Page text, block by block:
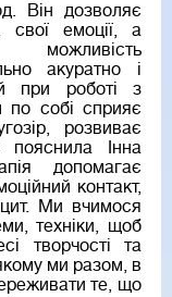
Він дозволяє
свої емоції, а
можливість
акуратно і
при роботі з
собі сприяє
розвиває
Інна
допомагає
контакт,
Ми вчимося
техніки, щоб
творчості та
ми разом, в
те, що